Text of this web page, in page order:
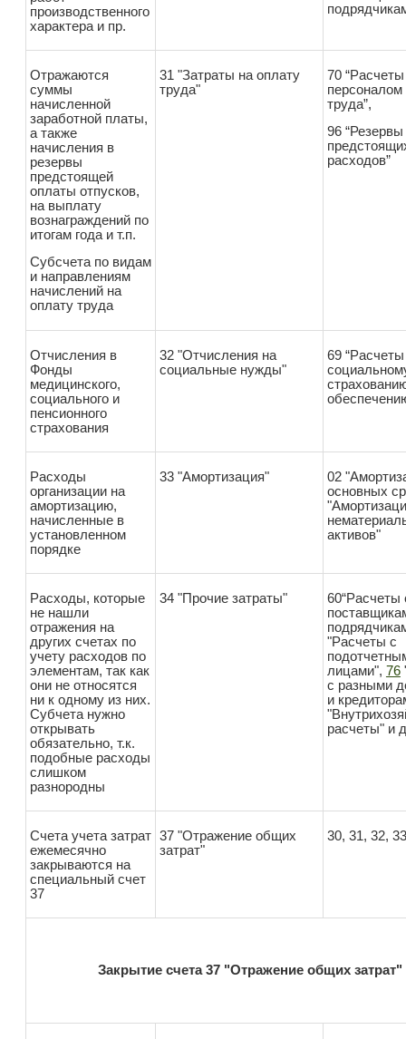
производственного
характера и пр.
Отражаются
суммы
начисленной
заработной платы,
а также
начисления в
резервы
предстоящей
оплаты отпусков,
на выплату
вознаграждений по
итогам года и т.п.
Субсчета по видам
и направлениям
начислений на
оплату труда
31 "Затраты на оплату
труда"
70
персоналом
труда”,
96 “Резервы
расходов”
Отчисления в
Фонды
медицинского,
социального и
пенсионного
страхования
32 "Отчисления на
социальные нужды"
69
Расходы
организации на
амортизацию,
начисленные в
установленном
порядке
33 "Амортизация"
02
основных
активов"
Расходы, которые
не нашли
отражения на
других счетах по
учету расходов по
элементам, так как
они не относятся
ни к одному из них.
Субчета нужно
открывать
обязательно, т.к.
подобные расходы
слишком
разнородны
34 "Прочие затраты"
60“Расчеты
"Расчеты с
лицами", 76
с разными
и
расчеты" и
Счета учета затрат
ежемесячно
закрываются на
специальный счет
37
37 "Отражение общих
затрат"
30, 31, 32,
Закрытие счета 37 "Отражение общих затрат"